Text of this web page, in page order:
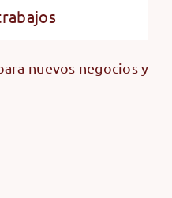
nuevos negocios y